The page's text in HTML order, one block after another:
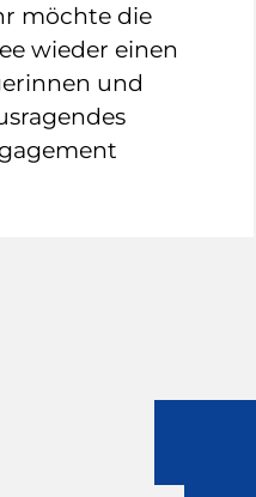
möchte die
wieder einen
und